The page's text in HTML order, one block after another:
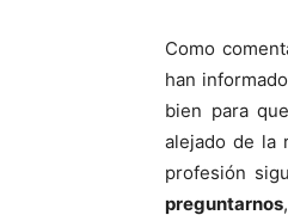
Como
han
bien para
alejado de la
profesión
preguntarnos